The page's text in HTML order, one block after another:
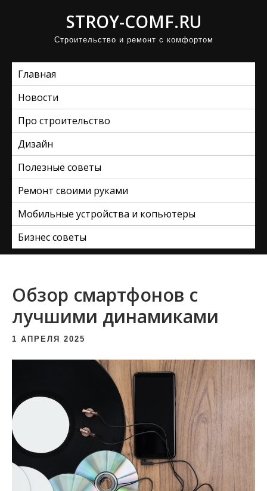
STROY-COMF.RU
Строительство и ремонт с комфортом
Главная
Новости
Про строительство
Дизайн
Полезные советы
Ремонт своими руками
Мобильные устройства и копьютеры
Бизнес советы
Обзор смартфонов с
лучшими динамиками
1 АПРЕЛЯ 2025